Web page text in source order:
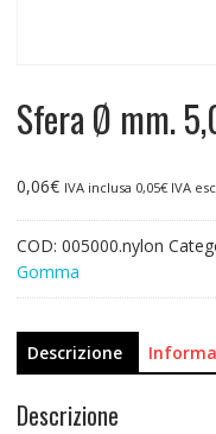
Sfera Ø mm.
0,06€ IVA inclusa 0,05€IVA
COD: 005000.nylon
Gomma
Descrizione
Descrizione